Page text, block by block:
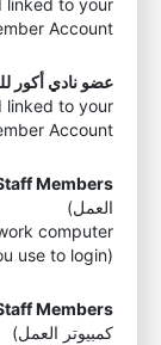
linked to your
Account.
عضو نادي أكور
linked to your
Account.
Members
العمل)
computer
use to login)
Members
كمبيوتر العمل)